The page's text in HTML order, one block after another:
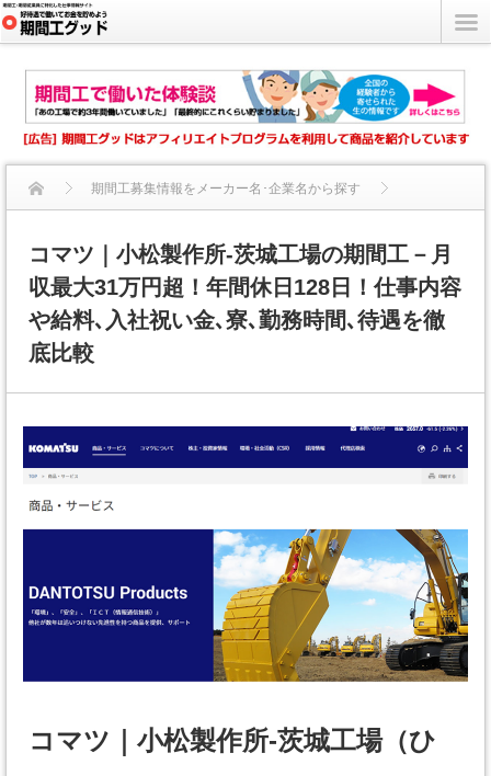
期間工募集情報をメーカー名･企業名から探す
コマツ｜小松製作所-茨城工場の期間工－月
収最大31万円超！年間休日128日！仕事内容
や給料､入社祝い金､寮､勤務時間､待遇を徹
底比較
コマツ｜小松製作所-茨城工場（ひ